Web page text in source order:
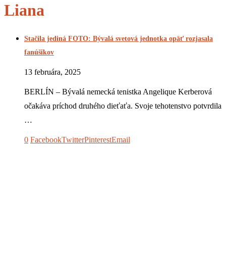
Liana
Stačila jediná FOTO: Bývalá svetová jednotka opäť rozjasala
fanúšikov
13 februára, 2025
BERLÍN – Bývalá nemecká tenistka Angelique Kerberová
očakáva príchod druhého dieťaťa. Svoje tehotenstvo potvrdila
…
0 FacebookTwitterPinterestEmail